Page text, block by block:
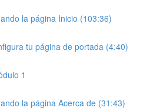
la página Inicio (103:36)
tu página de portada (4:40)
1
la página Acerca de (31:43)